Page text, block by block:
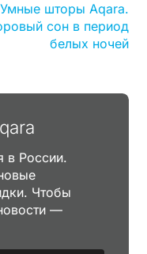
Умные шторы Aqara.
сон в период
белых ночей
в России.
Чтобы
—